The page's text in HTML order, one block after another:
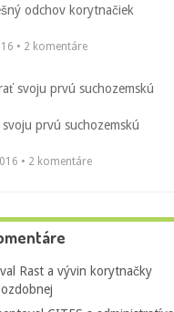
odchov korytnačiek
• 2 komentáre
prvú suchozemskú
• 2 komentáre
Rast a vývin korytnačky